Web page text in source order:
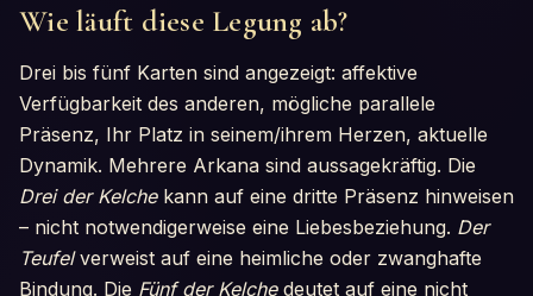
Wie läuft diese Legung ab?
Drei bis fünf Karten sind angezeigt: affektive
Verfügbarkeit des anderen, mögliche parallele
Präsenz, Ihr Platz in seinem/ihrem Herzen, aktuelle
Dynamik. Mehrere Arkana sind aussagekräftig. Die
Drei der Kelchekann auf eine dritte Präsenz hinweisen
– nicht notwendigerweise eine Liebesbeziehung. Der
Teufelverweist auf eine heimliche oder zwanghafte
Bindung. Die Fünf der Kelchedeutet auf eine nicht